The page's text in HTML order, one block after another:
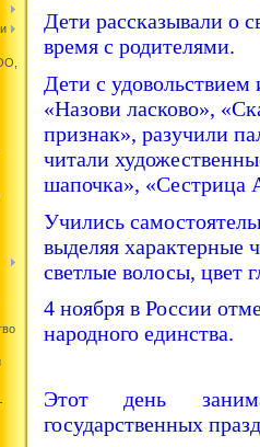
Дети рассказывали о
время с родителями.
Дети с
«Назови ласково»,
признак», разучили
читали
шапочка», «Сестрица
Учились
выделяя характерные
светлые волосы, цвет
4 ноября в России
народного единства.
Этот день
государственных